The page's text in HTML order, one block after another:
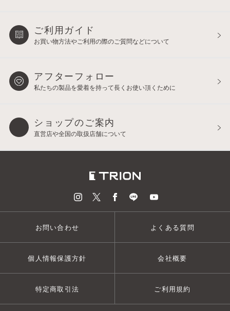
ご利用ガイド
お買い物方法やご利用の際のご質問などについて
アフターフォロー
私たちの製品を愛着を持って長くお使い頂くために
ショップのご案内
直営店や全国の取扱店舗について
お問い合わせ よくある質問
個人情報保護方針 会社概要
特定商取引法 ご利用規約